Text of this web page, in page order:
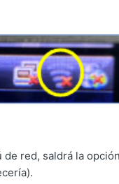
de red, saldrá la